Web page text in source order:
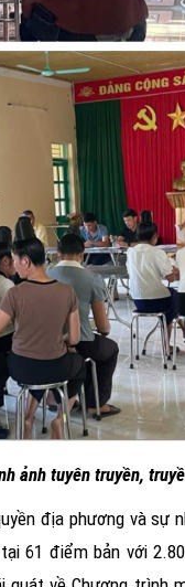
ảnh tuyên truyền,
địa phương và sự
61 điểm bản với